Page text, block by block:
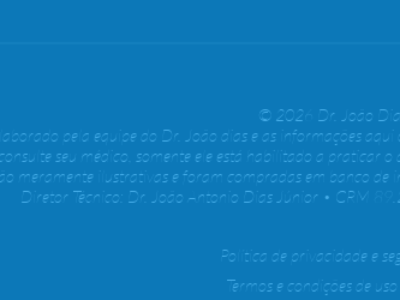
© 2026 Dr. João
pela equipe do Dr. João dias e as informações
seu médico, somente ele está habilitado a praticar
meramente ilustrativas e foram compradas em banco de
Diretor Técnico: Dr. João Antonio Dias Júnior • CRM
Política de privacidade e
Termos e condições de